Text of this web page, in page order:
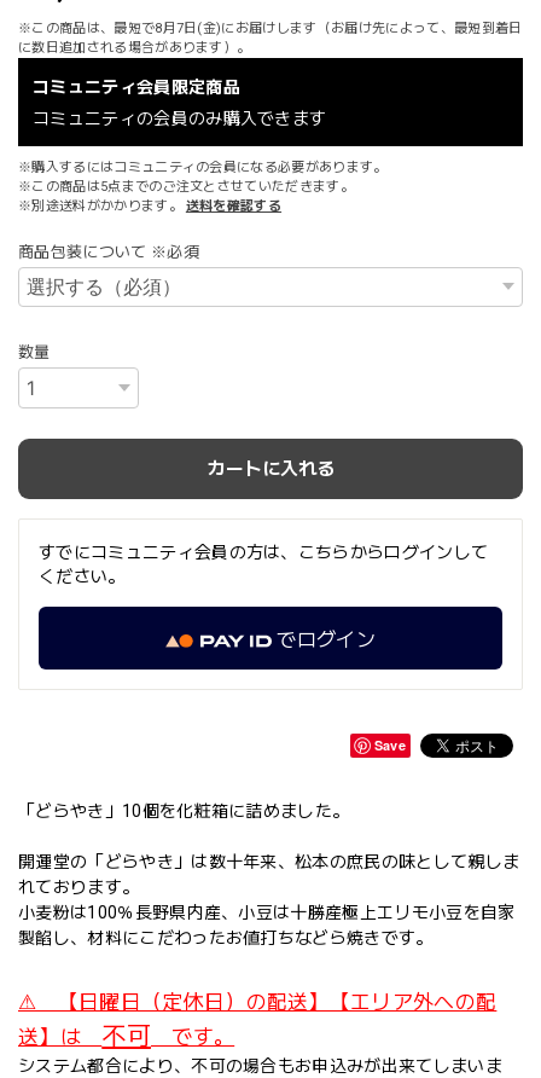
※この商品は、最短で8月7日(金)にお届けします（お届け先によって、最短到着日
に数日追加される場合があります）。
コミュニティ会員限定商品
コミュニティの会員のみ購入できます
※購入するにはコミュニティの会員になる必要があります。
※この商品は5点までのご注文とさせていただきます。
※別途送料がかかります。
送料を確認する
商品包装について ※必須
数量
カートに入れる
すでにコミュニティ会員の方は、こちらからログインして
ください。
でログイン
Save
「どらやき」10個を化粧箱に詰めました。
開運堂の「どらやき」は数十年来、松本の庶民の味として親しま
れております。
小麦粉は100％長野県内産、小豆は十勝産極上エリモ小豆を自家
製餡し、材料にこだわったお値打ちなどら焼きです。
⚠ 【日曜日（定休日）の配送】【エリア外への配
送】は 不可 です。
システム都合により、不可の場合もお申込みが出来てしまいま